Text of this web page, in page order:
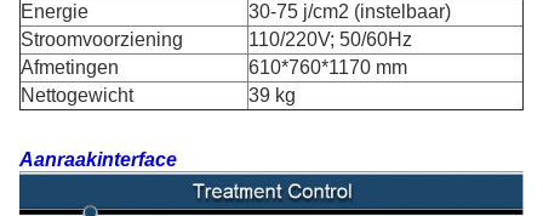
Energie
30-75 j/cm2 (instelbaar)
Stroomvoorziening
110/220V; 50/60Hz
Afmetingen
610*760*1170 mm
Nettogewicht
39 kg
Aanraakinterface